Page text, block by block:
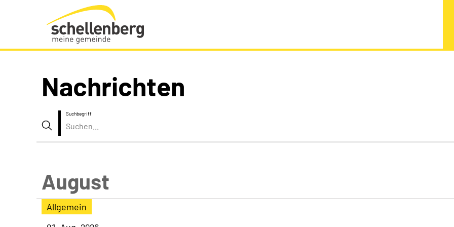
Gemeinde Schellenberg Startseite
Nachrichten
Suchbegriff
August
Allgemein